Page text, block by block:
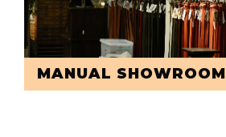
MANUAL SHOWROOM